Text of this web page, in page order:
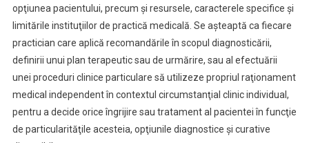
opţiunea pacientului, precum şi resursele, caracterele specifice şi
limitările instituţiilor de practică medicală. Se aşteaptă ca fiecare
practician care aplică recomandările în scopul diagnosticării,
definirii unui plan terapeutic sau de urmărire, sau al efectuării
unei proceduri clinice particulare să utilizeze propriul raţionament
medical independent în contextul circumstanţial clinic individual,
pentru a decide orice îngrijire sau tratament al pacientei în funcţie
de particularităţile acesteia, opţiunile diagnostice şi curative